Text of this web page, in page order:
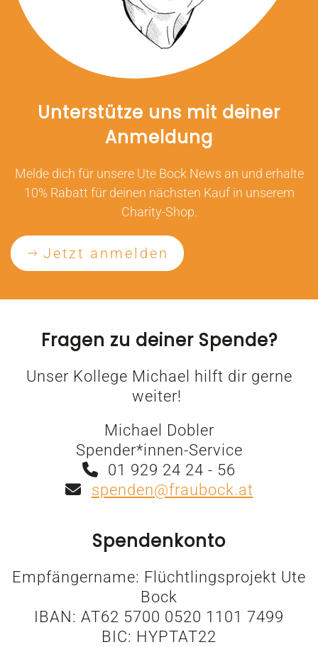
Unterstütze uns mit deiner
Anmeldung
Melde dich für unsere Ute Bock News an und erhalte
10% Rabatt für deinen nächsten Kauf in unserem
Charity-Shop.
Jetzt anmelden
Fragen zu deiner Spende?
Unser Kollege Michael hilft dir gerne
weiter!
Michael Dobler
Spender*innen-Service
01 929 24 24 - 56
spenden@fraubock.at
Spendenkonto
Empfängername: Flüchtlingsprojekt Ute
Bock
IBAN: AT62 5700 0520 1101 7499
BIC: HYPTAT22